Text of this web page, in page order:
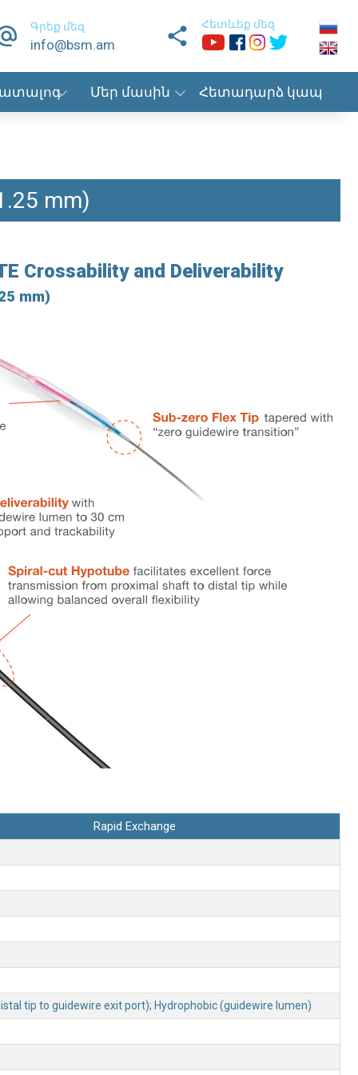
Գրեք մեզ
info@bsm.am
Հետևեք մեզ
Մեր մասին Հետադարձ կապ
mm)
Crossability and Deliverability
mm)
Rapid Exchange
tip to guidewire exit port); Hydrophobic (guidewire lumen)